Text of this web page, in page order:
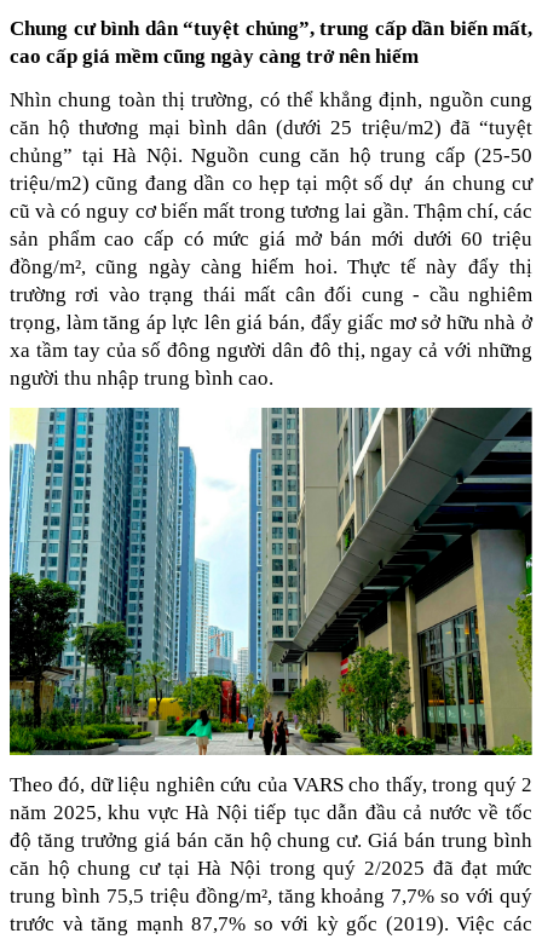
Chung cư bình dân “tuyệt chủng”, trung cấp dần biến mất,
cao cấp giá mềm cũng ngày càng trở nên hiếm
Nhìn chung toàn thị trường, có thể khẳng định, nguồn cung
căn hộ thương mại bình dân (dưới 25 triệu/m2) đã “tuyệt
chủng” tại Hà Nội. Nguồn cung căn hộ trung cấp (25-50
triệu/m2) cũng đang dần co hẹp tại một số dự  án chung cư
cũ và có nguy cơ biến mất trong tương lai gần. Thậm chí, các
sản phẩm cao cấp có mức giá mở bán mới dưới 60 triệu
đồng/m², cũng ngày càng hiếm hoi. Thực tế này đẩy thị
trường rơi vào trạng thái mất cân đối cung - cầu nghiêm
trọng, làm tăng áp lực lên giá bán, đẩy giấc mơ sở hữu nhà ở
xa tầm tay của số đông người dân đô thị, ngay cả với những
người thu nhập trung bình cao.
Theo đó, dữ liệu nghiên cứu của VARS cho thấy, trong quý 2
năm 2025, khu vực Hà Nội tiếp tục dẫn đầu cả nước về tốc
độ tăng trưởng giá bán căn hộ chung cư. Giá bán trung bình
căn hộ chung cư tại Hà Nội trong quý 2/2025 đã đạt mức
trung bình 75,5 triệu đồng/m², tăng khoảng 7,7% so với quý
trước và tăng mạnh 87,7% so với kỳ gốc (2019). Việc các